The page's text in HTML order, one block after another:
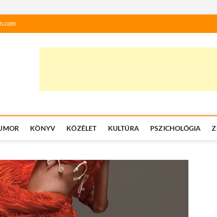
KÖNYV KÖZÉLET KULTÚRA PSZICHOLÓGIA